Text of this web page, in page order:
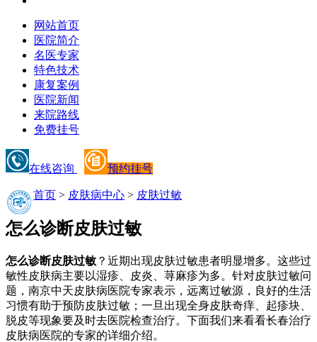
网站首页
医院简介
名医专家
特色技术
康复案例
医院新闻
来院路线
免费挂号
在线咨询 预约挂号
首页 > 皮肤病中心 > 皮肤过敏
怎么诊断皮肤过敏
怎么诊断皮肤过敏 ？近期出现皮肤过敏患者明显增多。这些过
敏性皮肤病主要以湿疹、皮炎、荨麻疹为多。针对皮肤过敏问
题，南京中天皮肤病医院专家表示，远离过敏源，良好的生活
习惯有助于预防皮肤过敏；一旦出现全身皮肤奇痒、起疹块、
脱皮等现象要及时去医院检查治疗。下面我们来看看长春治疗
皮肤病医院的专家的详细介绍。